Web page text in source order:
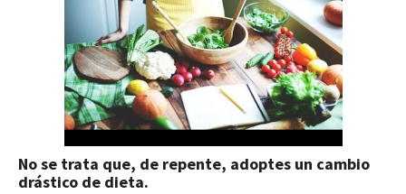
No se trata que, de repente, adoptes un cambio
drástico de dieta.